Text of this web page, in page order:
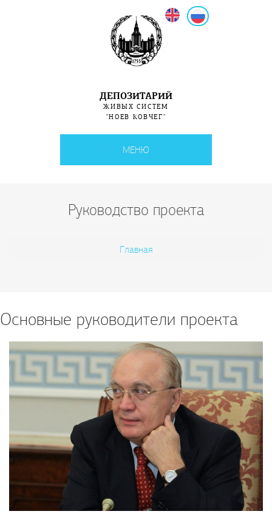
EnglishРусский
ДЕПОЗИТАРИЙ
ЖИВЫХ СИСТЕМ
"НОЕВ КОВЧЕГ"
МЕНЮ
Руководство проекта
Главная
Основные руководители проекта